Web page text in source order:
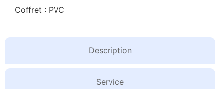
Description
Service
Coffret : PVC